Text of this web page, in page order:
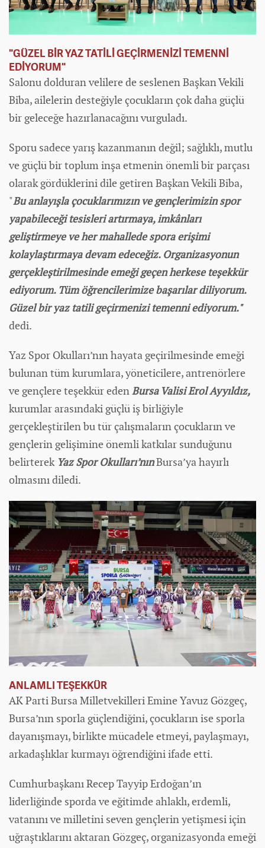
"GÜZEL BİR YAZ TATİLİ GEÇİRMENİZİ TEMENNİ
EDİYORUM"
Salonu dolduran velilere de seslenen Başkan Vekili
Biba, ailelerin desteğiyle çocukların çok daha güçlü
bir geleceğe hazırlanacağını vurguladı.
Sporu sadece yarış kazanmanın değil; sağlıklı, mutlu
ve güçlü bir toplum inşa etmenin önemli bir parçası
olarak gördüklerini dile getiren Başkan Vekili Biba,
"Bu anlayışla çocuklarımızın ve gençlerimizin spor
yapabileceği tesisleri artırmaya, imkânları
geliştirmeye ve her mahallede spora erişimi
kolaylaştırmaya devam edeceğiz. Organizasyonun
gerçekleştirilmesinde emeği geçen herkese teşekkür
ediyorum. Tüm öğrencilerimize başarılar diliyorum.
Güzel bir yaz tatili geçirmenizi temenni ediyorum."
dedi.
Yaz Spor Okulları’nın hayata geçirilmesinde emeği
bulunan tüm kurumlara, yöneticilere, antrenörlere
ve gençlere teşekkür edenBursa Valisi Erol Ayyıldız,
kurumlar arasındaki güçlü iş birliğiyle
gerçekleştirilen bu tür çalışmaların çocukların ve
gençlerin gelişimine önemli katkılar sunduğunu
belirterekYaz Spor Okulları’nınBursa’ya hayırlı
olmasını diledi.
ANLAMLI TEŞEKKÜR
AK Parti Bursa Milletvekilleri Emine Yavuz Gözgeç,
Bursa’nın sporla güçlendiğini, çocukların ise sporla
dayanışmayı, birlikte mücadele etmeyi, paylaşmayı,
arkadaşlıklar kurmayı öğrendiğini ifade etti.
Cumhurbaşkanı Recep Tayyip Erdoğan’ın
liderliğinde sporda ve eğitimde ahlaklı, erdemli,
vatanını ve milletini seven gençlerin yetişmesi için
uğraştıklarını aktaran Gözgeç, organizasyonda emeği